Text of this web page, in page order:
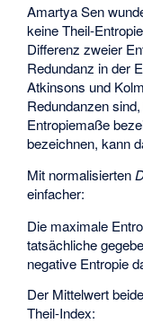
Amartya Sen
keine Theil-
Differenz zweier
Redundanz in der
Atkinsons und
Redundanzen
Entropiemaße
bezeichnen, kann
Mit normalisierten
einfacher:
Die maximale
tatsächliche
negative Entropie
Der Mittelwert
Theil-Index: